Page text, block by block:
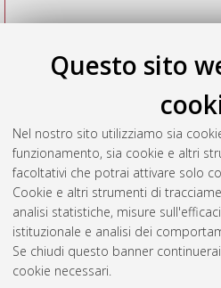
Questo sito
Nel nostro sito utilizziamo sia
funzionamento, sia cookie e altri
facoltativi che potrai attivare solo
Cookie e altri strumenti di
analisi statistiche, misure
istituzionale e analisi dei
Se chiudi questo banner
cookie necessari.
Vedi altre
Gestione del